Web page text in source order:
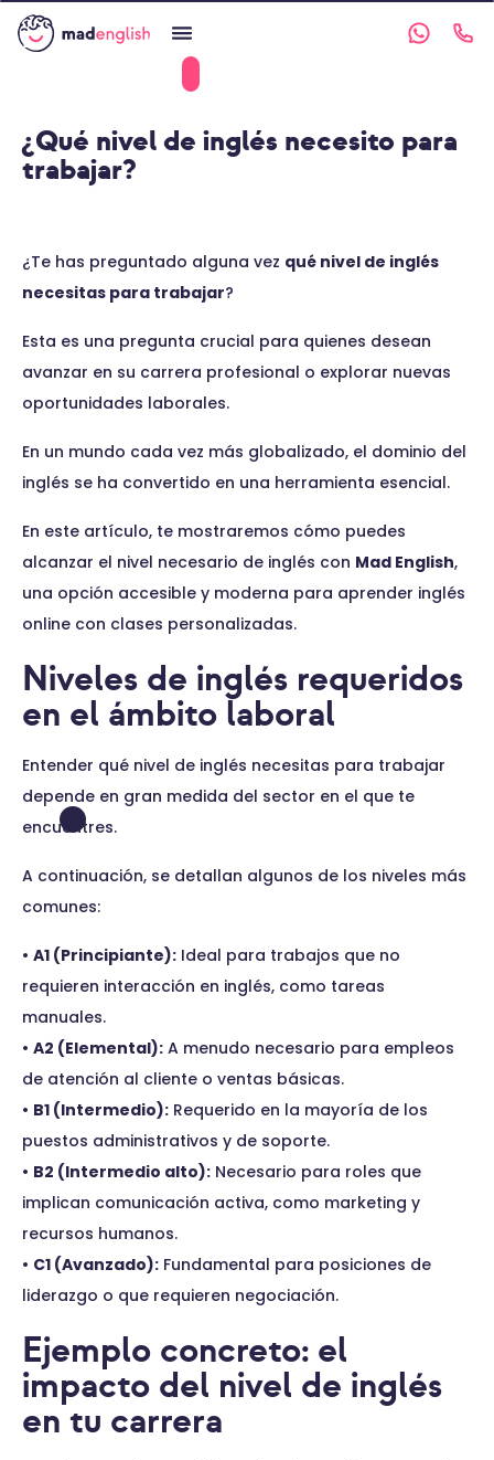
¿Qué nivel de inglés necesito para
trabajar?
¿Te has preguntado alguna vez qué nivel de inglés
necesitas para trabajar?
Esta es una pregunta crucial para quienes desean
avanzar en su carrera profesional o explorar nuevas
oportunidades laborales.
En un mundo cada vez más globalizado, el dominio del
inglés se ha convertido en una herramienta esencial.
En este artículo, te mostraremos cómo puedes
alcanzar el nivel necesario de inglés con Mad English,
una opción accesible y moderna para aprender inglés
online con clases personalizadas.
Niveles de inglés requeridos
en el ámbito laboral
Entender qué nivel de inglés necesitas para trabajar
depende en gran medida del sector en el que te
encuentres.
A continuación, se detallan algunos de los niveles más
comunes:
• A1 (Principiante): Ideal para trabajos que no
requieren interacción en inglés, como tareas
manuales.
• A2 (Elemental): A menudo necesario para empleos
de atención al cliente o ventas básicas.
• B1 (Intermedio): Requerido en la mayoría de los
puestos administrativos y de soporte.
• B2 (Intermedio alto): Necesario para roles que
implican comunicación activa, como marketing y
recursos humanos.
• C1 (Avanzado): Fundamental para posiciones de
liderazgo o que requieren negociación.
Ejemplo concreto: el
impacto del nivel de inglés
en tu carrera